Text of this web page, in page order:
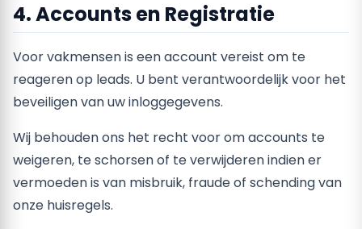
4. Accounts en Registratie
Voor vakmensen is een account vereist om te
reageren op leads. U bent verantwoordelijk voor het
beveiligen van uw inloggegevens.
Wij behouden ons het recht voor om accounts te
weigeren, te schorsen of te verwijderen indien er
vermoeden is van misbruik, fraude of schending van
onze huisregels.